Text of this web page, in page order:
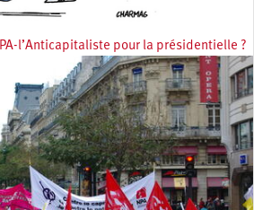
l’Anticapitaliste pour la présidentielle ?